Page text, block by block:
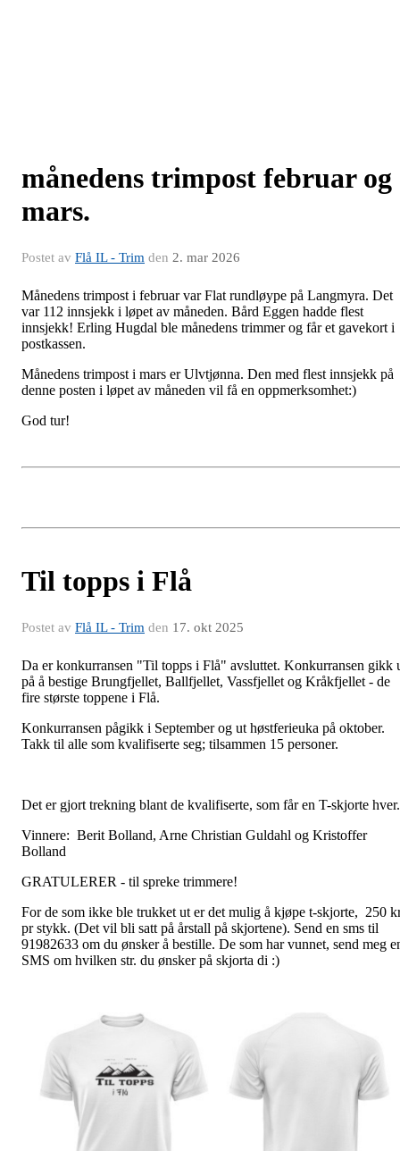
månedens trimpost februar og
mars.
Postet av Flå IL - Trim den 2. mar 2026
Månedens trimpost i februar var Flat rundløype på Langmyra. Det
var 112 innsjekk i løpet av måneden. Bård Eggen hadde flest
innsjekk! Erling Hugdal ble månedens trimmer og får et gavekort i
postkassen.
Månedens trimpost i mars er Ulvtjønna. Den med flest innsjekk på
denne posten i løpet av måneden vil få en oppmerksomhet:)
God tur!
Til topps i Flå
Postet av Flå IL - Trim den 17. okt 2025
Da er konkurransen "Til topps i Flå" avsluttet. Konkurransen gikk
på å bestige Brungfjellet, Ballfjellet, Vassfjellet og Kråkfjellet - de
fire største toppene i Flå.
Konkurransen pågikk i September og ut høstferieuka på oktober.
Takk til alle som kvalifiserte seg; tilsammen 15 personer.
Det er gjort trekning blant de kvalifiserte, som får en T-skjorte
Vinnere: Berit Bolland, Arne Christian Guldahl og Kristoffer
Bolland
GRATULERER - til spreke trimmere!
For de som ikke ble trukket ut er det mulig å kjøpe t-skjorte, 250
pr stykk. (Det vil bli satt på årstall på skjortene). Send en sms til
91982633 om du ønsker å bestille. De som har vunnet, send meg
SMS om hvilken str. du ønsker på skjorta di :)